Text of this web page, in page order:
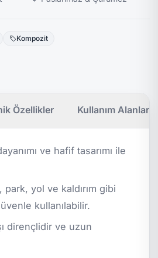
Kompozit
Özellikler Kullanım Alanları
ve hafif tasarımı ile
park, yol ve kaldırım gibi
kullanılabilir.
dirençlidir ve uzun